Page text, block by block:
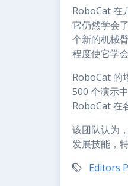
RoboCat 在
它仍然学会
个新的机械
程度使它学
RoboCat 的
500 个演示
RoboCat 在
该团队认为
发展技能，
Editors